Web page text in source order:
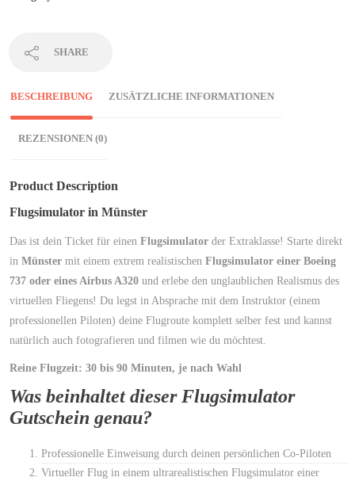
SHARE
BESCHREIBUNG ZUSÄTZLICHE INFORMATIONEN
REZENSIONEN (0)
Product Description
Flugsimulator in Münster
Das ist dein Ticket für einenFlugsimulatorder Extraklasse! Starte direkt
inMünstermit einem extrem realistischenFlugsimulator einer Boeing
737 oder eines Airbus A320 und erlebe den unglaublichen Realismus des
virtuellen Fliegens! Du legst in Absprache mit dem Instruktor (einem
professionellen Piloten) deine Flugroute komplett selber fest und kannst
natürlich auch fotografieren und filmen wie du möchtest.
Reine Flugzeit: 30 bis 90 Minuten, je nach Wahl
Was beinhaltet dieser Flugsimulator
Gutschein genau?
Professionelle Einweisung durch deinen persönlichen Co-Piloten
Virtueller Flug in einem ultrarealistischen Flugsimulator einer